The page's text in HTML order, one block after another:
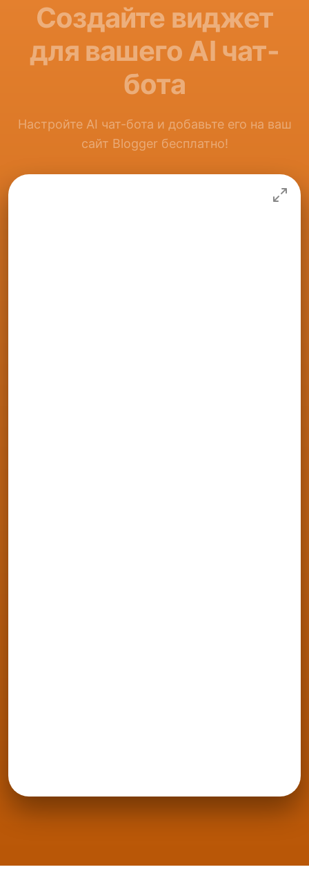
Создайте виджет
для вашего AI чат-
бота
Настройте AI чат-бота и добавьте его на ваш
сайт Blogger бесплатно!